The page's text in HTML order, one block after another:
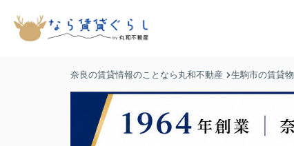
奈良の賃貸情報のことなら丸和不動産 生駒市の賃貸